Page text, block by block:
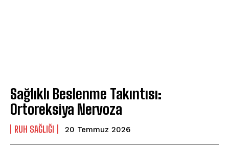
Sağlıklı Beslenme Takıntısı:
Ortoreksiya Nervoza
⁠RUH SAĞLIĞI 20 Temmuz 2026